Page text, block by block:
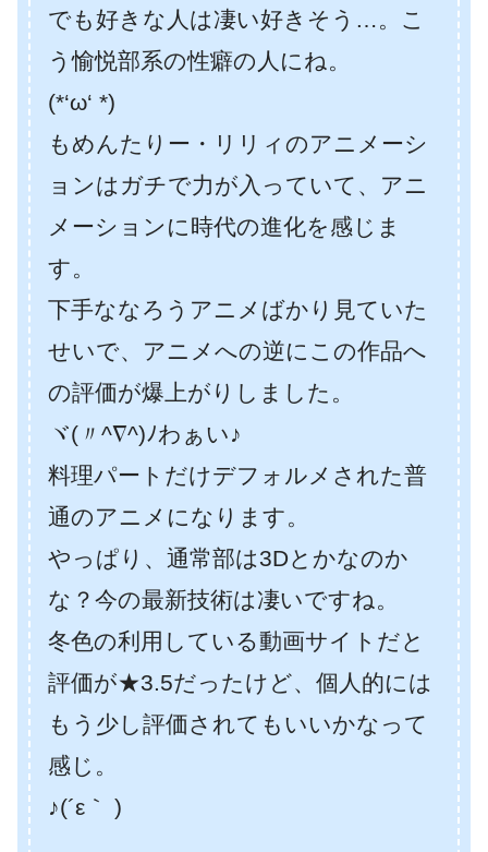
でも好きな人は凄い好きそう…。こ
う愉悦部系の性癖の人にね。
(*‘ω‘ *)
もめんたりー・リリィのアニメーシ
ョンはガチで力が入っていて、アニ
メーションに時代の進化を感じま
す。
下手ななろうアニメばかり見ていた
せいで、アニメへの逆にこの作品へ
の評価が爆上がりしました。
ヾ(〃^∇^)ﾉわぁい♪
料理パートだけデフォルメされた普
通のアニメになります。
やっぱり、通常部は3Dとかなのか
な？今の最新技術は凄いですね。
冬色の利用している動画サイトだと
評価が★3.5だったけど、個人的には
もう少し評価されてもいいかなって
感じ。
♪(´ε｀ )